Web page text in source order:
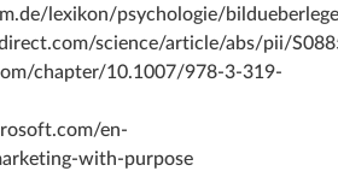
lexikon/psychologie/
science/article/abs/pii/
chapter/10.1007/978-3-319-
en-
with-purpose